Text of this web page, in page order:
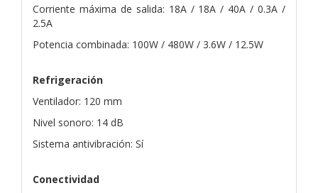
Corriente máxima de salida: 18A / 18A / 40A / 0.3A /
2.5A
Potencia combinada: 100W / 480W / 3.6W / 12.5W
Refrigeración
Ventilador: 120 mm
Nivel sonoro: 14 dB
Sistema antivibración: Sí
Conectividad